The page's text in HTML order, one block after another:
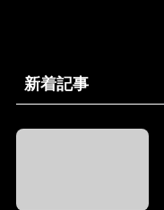
新着記事